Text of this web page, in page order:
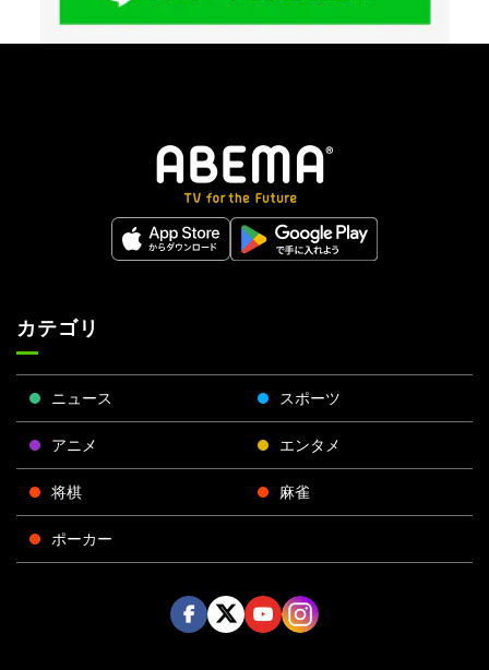
カテゴリ
ニュース スポーツ
アニメ エンタメ
将棋 麻雀
ポーカー